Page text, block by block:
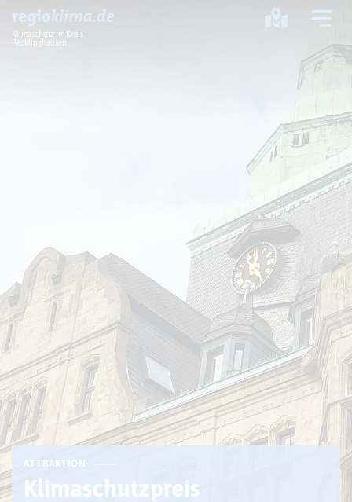
Klimaschutz im Kreis
Recklinghausen
ATTRAKTION
Klimaschutzpreis